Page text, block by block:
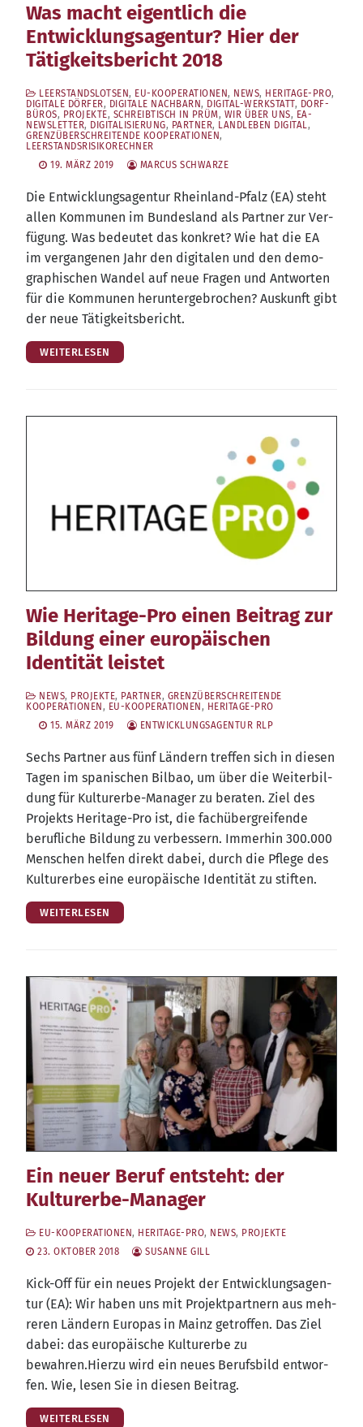
Was macht eigentlich die
Entwicklungsagentur? Hier der
Tätigkeitsbericht 2018
LEERSTANDSLOTSEN, EU-KOOPERATIONEN, NEWS, HERITAGE-PRO,
DIGITALE DÖRFER, DIGITALE NACHBARN, DIGITAL-WERKSTATT, DORF-
BÜROS, PROJEKTE, SCHREIBTISCH IN PRÜM, WIR ÜBER UNS, EA-
NEWSLETTER, DIGITALISIERUNG, PARTNER, LANDLEBEN DIGITAL ,
GRENZÜBERSCHREITENDE KOOPERATIONEN,
LEERSTANDSRISIKORECHNER
19. MÄRZ 2019
MARCUS SCHWARZE
Die Ent­wick­lungs­agen­tur Rhein­land-Pfalz (EA) steht
allen Kom­mu­nen im Bun­des­land als Part­ner zur Ver­
fü­gung. Was bedeu­tet das kon­kret? Wie hat die EA
im ver­gan­ge­nen Jahr den digi­ta­len und den demo­
gra­phi­schen Wan­del auf neue Fra­gen und Ant­wor­ten
für die Kom­mu­nen her­un­ter­ge­bro­chen? Aus­kunft gibt
der neue Tätigkeitsbericht.
WEITERLESEN
Wie Heritage-Pro einen Beitrag zur
Bildung einer europäischen
Identität leistet
NEWS, PROJEKTE, PARTNER, GRENZÜBERSCHREITENDE
KOOPERATIONEN, EU-KOOPERATIONEN, HERITAGE-PRO
15. MÄRZ 2019
ENTWICKLUNGSAGENTUR RLP
Sechs Part­ner aus fünf Län­dern tref­fen sich in die­sen
Tagen im spa­ni­schen Bil­bao, um über die Wei­ter­bil­
dung für Kul­tur­er­be-Mana­ger zu bera­ten. Ziel des
Pro­jekts Heri­ta­ge-Pro ist, die fach­über­grei­fen­de
beruf­li­che Bil­dung zu ver­bes­sern. Immer­hin 300.000
Men­schen hel­fen direkt dabei, durch die Pfle­ge des
Kul­tur­er­bes eine euro­päi­sche Iden­ti­tät zu stiften.
WEITERLESEN
Ein neuer Beruf entsteht: der
Kulturerbe-Manager
EU-KOOPERATIONEN, HERITAGE-PRO, NEWS, PROJEKTE
23. OKTOBER 2018
SUSANNE GILL
Kick-Off für ein neu­es Pro­jekt der Ent­wick­lungs­agen­
tur (EA): Wir haben uns mit Pro­jekt­part­nern aus meh­
re­ren Län­dern Euro­pas in Mainz getrof­fen. Das Ziel
dabei: das euro­päi­sche Kul­tur­er­be zu
bewahren.Hierzu wird ein neu­es Berufs­bild ent­wor­
fen. Wie, lesen Sie in die­sen Beitrag.
WEITERLESEN